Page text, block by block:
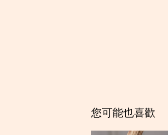
您可能也喜歡